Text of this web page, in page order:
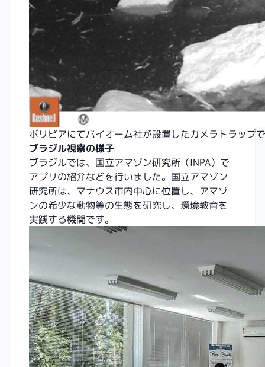
ボリビアにてバイオーム社が設置したカメラトラップ
ブラジル視察の様子
ブラジルでは、国立アマゾン研究所（INPA）で
アプリの紹介などを行いました。国立アマゾン
研究所は、マナウス市内中心に位置し、アマゾ
ンの希少な動物等の生態を研究し、環境教育を
実践する機関です。